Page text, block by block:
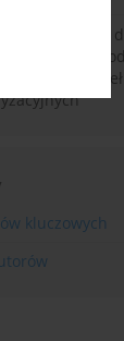
Dylewo – wstęp
filialnego pw.
w świetle
kluczowych